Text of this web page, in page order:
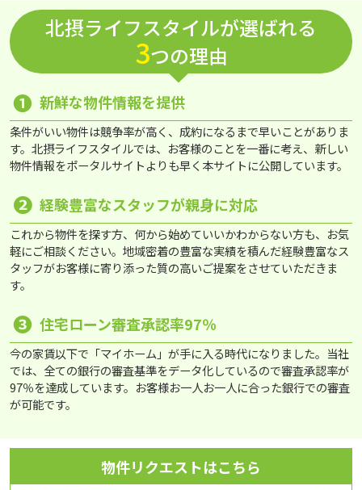
北摂ライフスタイルが選ばれる
3つの理由
❶ 新鮮な物件情報を提供
条件がいい物件は競争率が高く、成約になるまで早いことがありま
す。北摂ライフスタイルでは、お客様のことを一番に考え、新しい
物件情報をポータルサイトよりも早く本サイトに公開しています。
❷ 経験豊富なスタッフが親身に対応
これから物件を探す方、何から始めていいかわからない方も、お気
軽にご相談ください。地域密着の豊富な実績を積んだ経験豊富なス
タッフがお客様に寄り添った質の高いご提案をさせていただきま
す。
❸ 住宅ローン審査承認率97％
今の家賃以下で「マイホーム」が手に入る時代になりました。当社
では、全ての銀行の審査基準をデータ化しているので審査承認率が
97％を達成しています。お客様お一人お一人に合った銀行での審査
が可能です。
物件リクエストはこちら